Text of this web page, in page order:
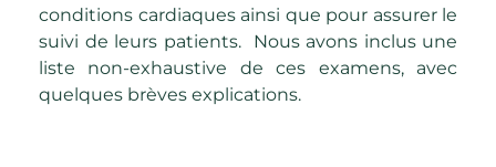
conditions cardiaques ainsi que pour assurer le
suivi de leurs patients. Nous avons inclus une
liste non-exhaustive de ces examens, avec
quelques brèves explications.